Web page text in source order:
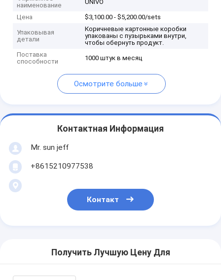
наименование
UNIVO
Цена $3,100.00 - $5,200.00/sets
Упаковывая
детали
Коричневые картонные коробки
упакованы с пузырьками внутри,
чтобы обернуть продукт.
Поставка
способности
1000 штук в месяц
Осмотрите больше
Контактная Информация
Mr. sun jeff
+8615210977538
Контакт
Получить Лучшую Цену Для